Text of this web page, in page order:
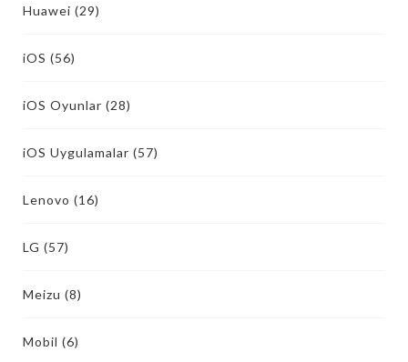
Huawei (29)
iOS (56)
iOS Oyunlar (28)
iOS Uygulamalar (57)
Lenovo (16)
LG (57)
Meizu (8)
Mobil (6)